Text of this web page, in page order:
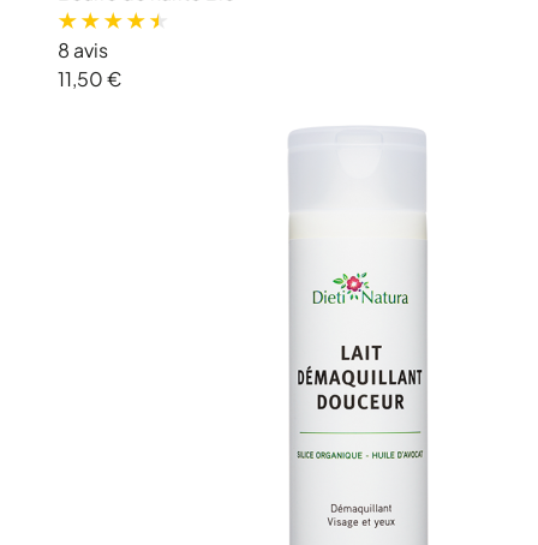
8 avis
11,50 €